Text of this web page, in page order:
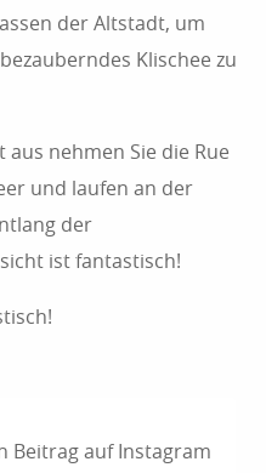
der Altstadt, um
Klischee zu
nehmen Sie die Rue
und laufen an der
der
ist fantastisch!
Beitrag auf Instagram